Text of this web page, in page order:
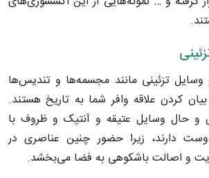
تزئینی مانند مجسمه‌ها و تندیس‌ها
کردن علاقه وافر شما به تاریخ هستند.
و حال وسایل عتیقه و آنتیک و ظروف با
دارند، زیرا حضور چنین عناصری در
و اصالت باشکوهی به فضا می‌بخشد.